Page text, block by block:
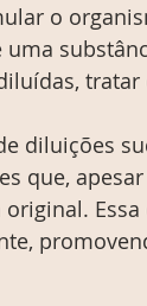
o
tratar
diluições
que,